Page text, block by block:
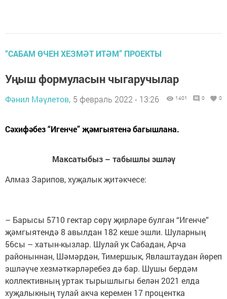
“САБАМ ӨЧЕН ХЕЗМӘТ ИТӘМ” ПРОЕКТЫ
Уңыш формуласын чыгаручылар
Фәнил Мәүлетов, 5 февраль 2022 - 13:26 1401 0 0
Сәхифәбез “Игенче” җәмгыятенә багышлана.
Максатыбыз – табышлы эшләү
Алмаз Зарипов, хуҗалык җитәкчесе:
– Барысы 5710 гектар сөрү җирләре булган “Игенче”
җәмгыятендә 8 авылдан 182 кеше эшли. Шуларның
56сы – хатын-кызлар. Шулай ук Сабадан, Арча
районыннан, Шәмәрдән, Тимершык, Явлаштаудан йөреп
эшләүче хезмәткәрләребез дә бар. Шушы бердәм
коллективның уртак тырышлыгы белән 2021 елда
хуҗалыкның тулай акча керемен 17 процентка